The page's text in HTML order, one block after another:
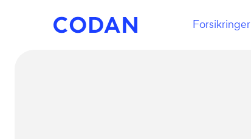
Forsikringer